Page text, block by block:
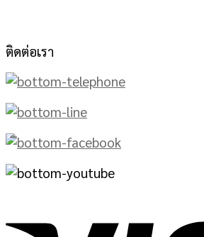
ติดต่อเรา